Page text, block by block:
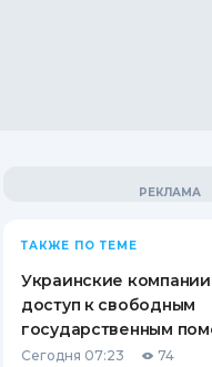
ТАКЖЕ ПО ТЕМЕ
Украинские компании
доступ к свободным
государственным
Сегодня 07:23 74